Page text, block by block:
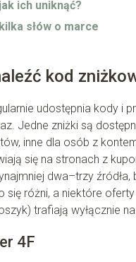
ich uniknąć?
słów o marce
kod
udostępnia kody i
Jedne zniżki są
inne dla osób z
się na stronach z
dwa–trzy
się różni, a niektóre
trafiają wyłącznie na
4F